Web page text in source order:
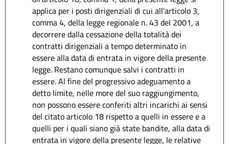
applica per i posti dirigenziali di cui all'articolo 3,
comma 4, della legge regionale n. 43 del 2001, a
decorrere dalla cessazione della totalità dei
contratti dirigenziali a tempo determinato in
essere alla data di entrata in vigore della presente
legge. Restano comunque salvi i contratti in
essere. Al fine del progressivo adeguamento a
detto limite, nelle more del suo raggiungimento,
non possono essere conferiti altri incarichi ai sensi
del citato articolo 18 rispetto a quelli in essere e a
quelli per i quali siano già state bandite, alla data di
entrata in vigore della presente legge, le relative